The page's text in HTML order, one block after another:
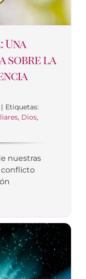
Una
sobre la
| Etiquetas:
, Dios,
nuestras
conflicto